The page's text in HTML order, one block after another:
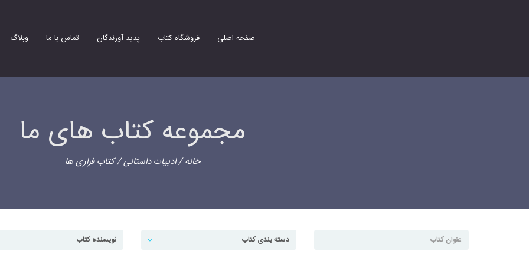
صفحه اصلی فروشگاه کتاب پدید آورندگان تماس با ما وبلاگ
مجموعه کتاب های ما
خانه/ادبیات داستانی/ کتاب فراری ها